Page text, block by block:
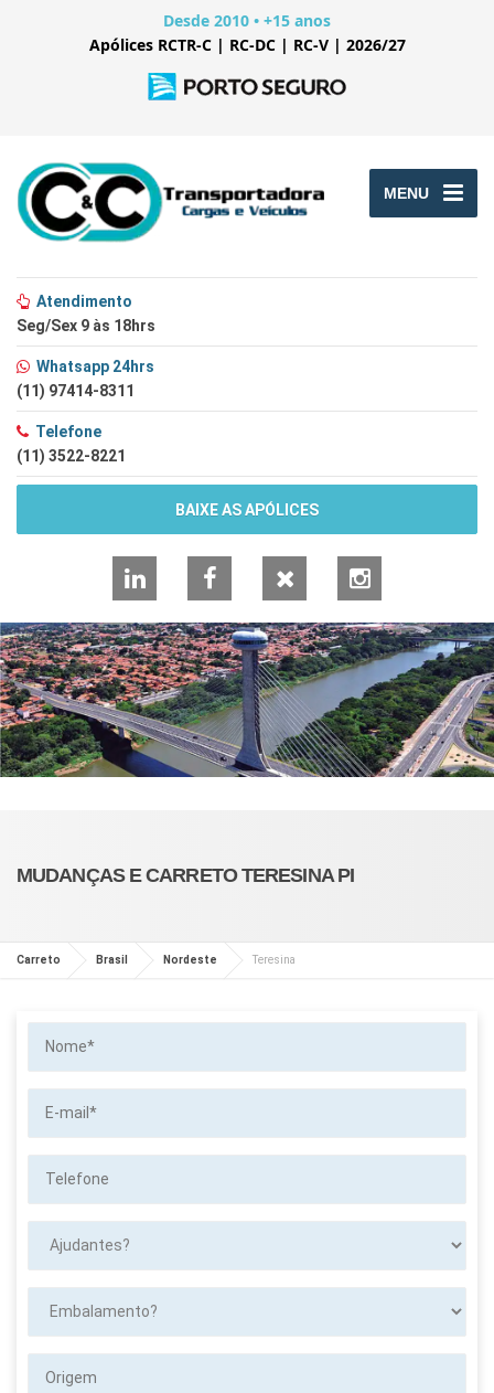
Desde 2010 • +15 anos
Apólices RCTR-C | RC-DC | RC-V | 2026/27
MENU
Atendimento
Seg/Sex 9 às 18hrs
Whatsapp 24hrs
(11) 97414-8311
Telefone
(11) 3522-8221
BAIXE AS APÓLICES
LinkedInFacebook Instagram
MUDANÇAS E CARRETO TERESINA PI
Carreto Brasil Nordeste Teresina
mail*